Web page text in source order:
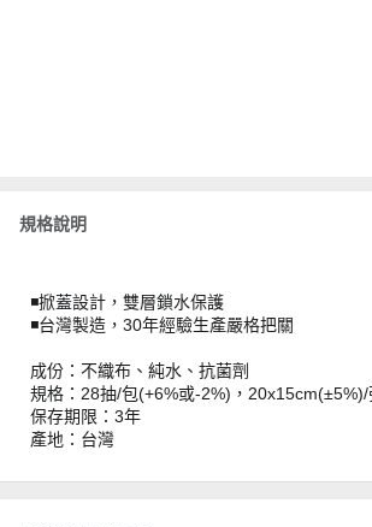
規格說明
◾️掀蓋設計，雙層鎖水保護
◾️台灣製造，30年經驗生產嚴格把關
成份：不織布、純水、抗菌劑
規格：28抽/包(+6%或-2%)，20x15cm(±5%)/
保存期限：3年
產地：台灣